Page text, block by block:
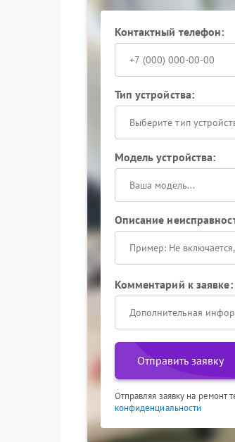
определят состояние
Когда требуется
Иногда слабая пена связана
корпуса. В такой ситуации
ремонт и очистка
работу капучинатора.
Контактный телефон:
Тип устройства:
Выберите тип
Модель устройства:
Описание
Комментарий к заявке:
Отправить заявку
Отправляя заявку на ремонт
конфиденциальности